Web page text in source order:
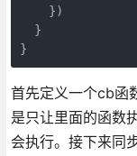
    })
  }
首先定义一个cb函
是只让里面的函数
会执行。接下来同